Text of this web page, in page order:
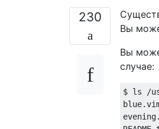
230
Вы
Вы
случае:
$ ls /